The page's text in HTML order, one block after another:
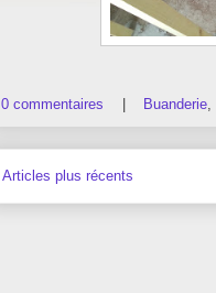
0 commentaires | Buanderie
Articles plus récents